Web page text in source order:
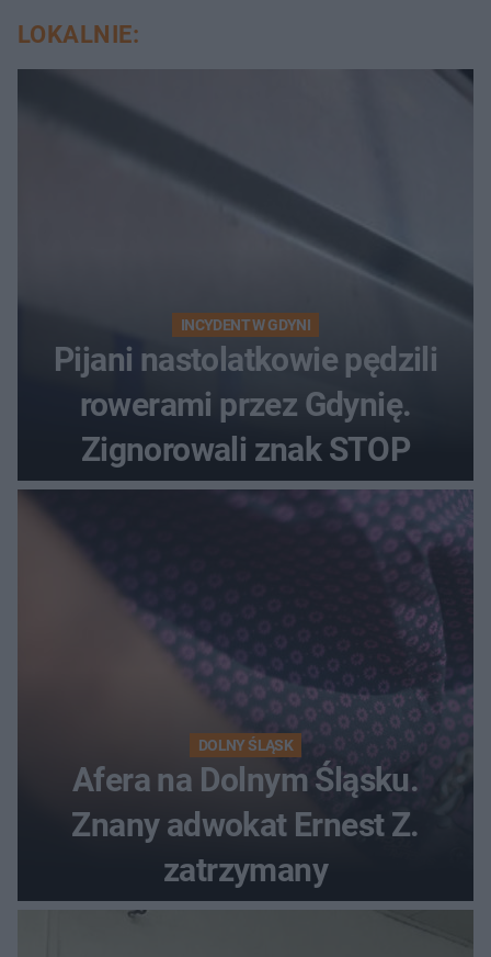
LOKALNIE:
INCYDENT W GDYNI
Pijani nastolatkowie pędzili
rowerami przez Gdynię.
Zignorowali znak STOP
DOLNY ŚLĄSK
Afera na Dolnym Śląsku.
Znany adwokat Ernest Z.
zatrzymany